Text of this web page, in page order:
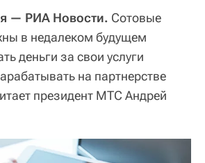
— РИА Новости. Сотовые
в недалеком будущем
деньги за свои услуги
на партнерстве
президент МТС Андрей